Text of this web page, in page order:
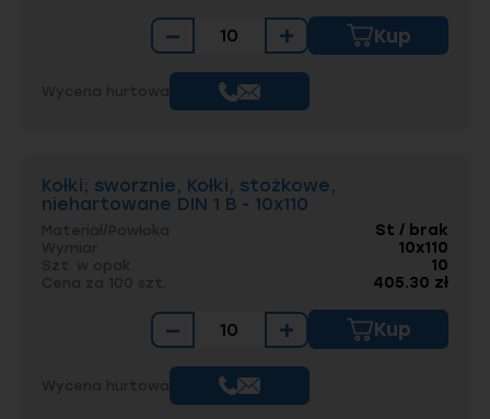
− + Kup
Kołki; sworznie, Kołki, stożkowe,
niehartowane DIN 1 B - 10x110
St / brak
10x110
10
405.30 zł
− + Kup